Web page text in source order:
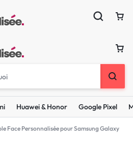
Huawei & Honor Google Pixel
Face Personnalisée pour Samsung Galaxy